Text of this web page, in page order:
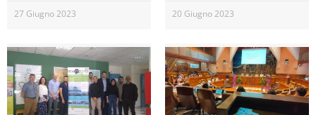
27 Giugno 2023 20 Giugno 2023
Necessari
Questi cookie
non sono